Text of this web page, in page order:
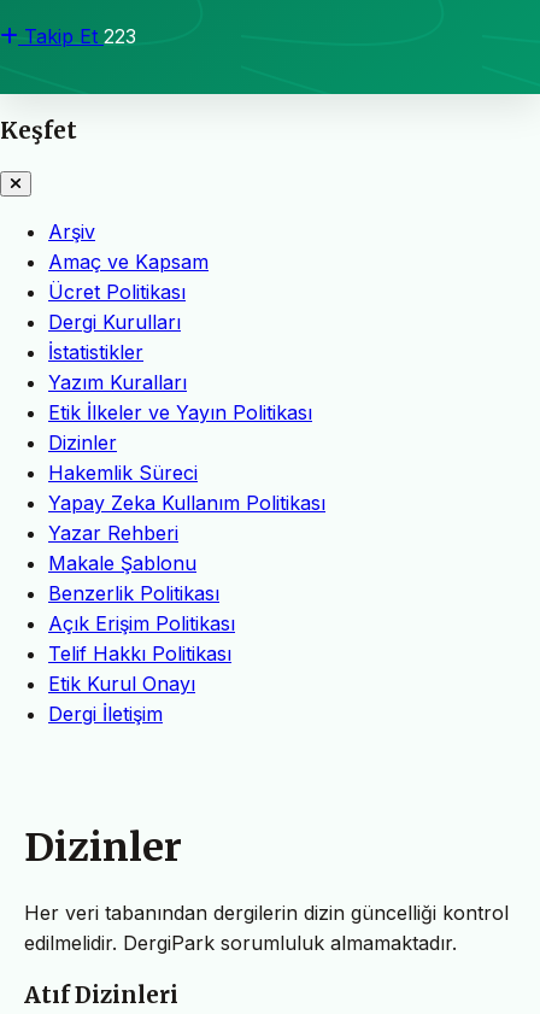
Takip Et 223
Keşfet
Arşiv
Amaç ve Kapsam
Ücret Politikası
Dergi Kurulları
İstatistikler
Yazım Kuralları
Etik İlkeler ve Yayın Politikası
Dizinler
Hakemlik Süreci
Yapay Zeka Kullanım Politikası
Yazar Rehberi
Makale Şablonu
Benzerlik Politikası
Açık Erişim Politikası
Telif Hakkı Politikası
Etik Kurul Onayı
Dergi İletişim
Dizinler
Her veri tabanından dergilerin dizin güncelliği kontrol
edilmelidir. DergiPark sorumluluk almamaktadır.
Atıf Dizinleri